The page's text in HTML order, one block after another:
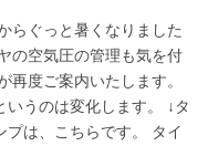
らぐっと暑くなりました
の空気圧の管理も気を付
再度ご案内いたします。
うのは変化します。 ↓タ
プは、こちらです。 タイ